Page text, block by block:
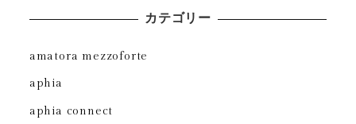
カテゴリー
amatora mezzoforte
aphia
aphia connect